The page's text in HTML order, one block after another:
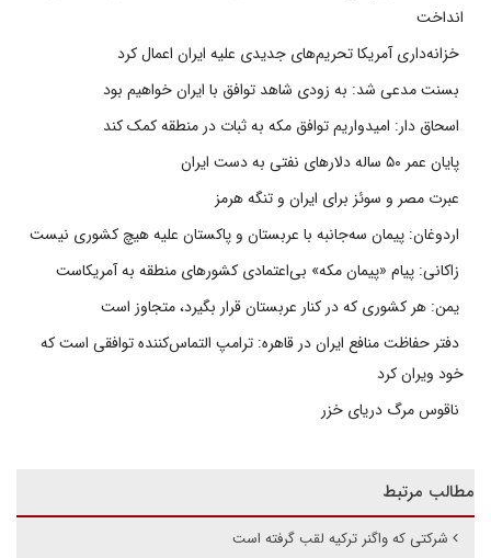
انداخت
خزانه‌داری آمریکا تحریم‌های جدیدی علیه ایران اعمال کرد
بسنت مدعی شد: به زودی شاهد توافق با ایران خواهیم بود
اسحاق دار: امیدواریم توافق مکه به ثبات در منطقه کمک کند
پایان عمر ۵۰ ساله دلارهای نفتی به دست ایران
عبرت مصر و سوئز برای ایران و تنگه هرمز
اردوغان: پیمان سه‌جانبه با عربستان و پاکستان علیه هیچ کشوری نیست
زاکانی: پیام «پیمان مکه» بی‌اعتمادی کشورهای منطقه به آمریکاست
یمن: هر کشوری که در کنار عربستان قرار بگیرد، متجاوز است
دفتر حفاظت منافع ایران در قاهره: ترامپ التماس‌کننده توافقی است که
خود ویران کرد
ناقوس مرگ دریای خزر
مطالب مرتبط
شرکتی که واگنر ترکیه لقب گرفته است